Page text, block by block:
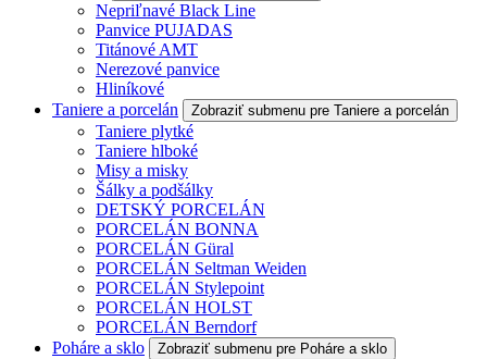
Nepriľnavé Black Line
Panvice PUJADAS
Titánové AMT
Nerezové panvice
Hliníkové
Taniere a porcelán
Zobraziť submenu pre Taniere a porcelán
Taniere plytké
Taniere hlboké
Misy a misky
Šálky a podšálky
DETSKÝ PORCELÁN
PORCELÁN BONNA
PORCELÁN Güral
PORCELÁN Seltman Weiden
PORCELÁN Stylepoint
PORCELÁN HOLST
PORCELÁN Berndorf
Poháre a sklo
Zobraziť submenu pre Poháre a sklo